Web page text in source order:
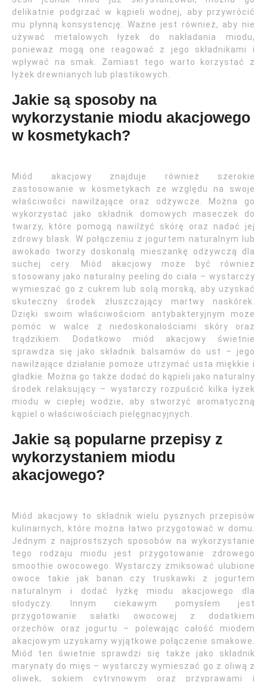
delikatnie podgrzać w kąpieli wodnej, aby przywrócić
mu płynną konsystencję. Ważne jest również, aby nie
używać metalowych łyżek do nakładania miodu,
ponieważ mogą one reagować z jego składnikami i
wpływać na smak. Zamiast tego warto korzystać z
łyżek drewnianych lub plastikowych.
Jakie są sposoby na
wykorzystanie miodu akacjowego
w kosmetykach?
Miód akacjowy znajduje również szerokie
zastosowanie w kosmetykach ze względu na swoje
właściwości nawilżające oraz odżywcze. Można go
wykorzystać jako składnik domowych maseczek do
twarzy, które pomogą nawilżyć skórę oraz nadać jej
zdrowy blask. W połączeniu z jogurtem naturalnym lub
awokado tworzy doskonałą mieszankę odżywczą dla
suchej cery. Miód akacjowy może być również
stosowany jako naturalny peeling do ciała – wystarczy
wymieszać go z cukrem lub solą morską, aby uzyskać
skuteczny środek złuszczający martwy naskórek.
Dzięki swoim właściwościom antybakteryjnym może
pomóc w walce z niedoskonałościami skóry oraz
trądzikiem. Dodatkowo miód akacjowy świetnie
sprawdza się jako składnik balsamów do ust – jego
nawilżające działanie pomoże utrzymać usta miękkie i
gładkie. Można go także dodać do kąpieli jako naturalny
środek relaksujący – wystarczy rozpuścić kilka łyżek
miodu w ciepłej wodzie, aby stworzyć aromatyczną
kąpiel o właściwościach pielęgnacyjnych.
Jakie są popularne przepisy z
wykorzystaniem miodu
akacjowego?
Miód akacjowy to składnik wielu pysznych przepisów
kulinarnych, które można łatwo przygotować w domu.
Jednym z najprostszych sposobów na wykorzystanie
tego rodzaju miodu jest przygotowanie zdrowego
smoothie owocowego. Wystarczy zmiksować ulubione
owoce takie jak banan czy truskawki z jogurtem
naturalnym i dodać łyżkę miodu akacjowego dla
słodyczy. Innym ciekawym pomysłem jest
przygotowanie sałatki owocowej z dodatkiem
orzechów oraz jogurtu – polewając całość miodem
akacjowym uzyskamy wyjątkowe połączenie smakowe.
Miód ten świetnie sprawdzi się także jako składnik
marynaty do mięs – wystarczy wymieszać go z oliwą z
oliwek, sokiem cytrynowym oraz przyprawami i